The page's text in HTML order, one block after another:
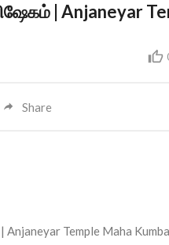
| Anjaneyar
Share
Temple Maha